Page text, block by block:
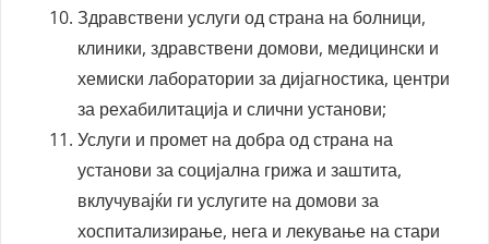
Здравствени услуги од страна на болници,
клиники, здравствени домови, медицински и
хемиски лаборатории за дијагностика, центри
за рехабилитација и слични установи;
Услуги и промет на добра од страна на
установи за социјална грижа и заштита,
вклучувајќи ги услугите на домови за
хоспитализирање, нега и лекување на стари